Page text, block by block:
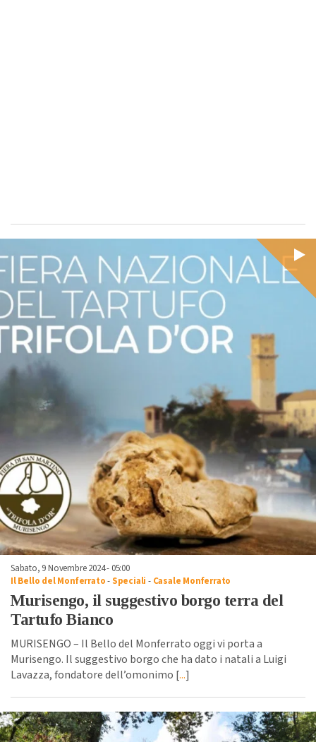
Sabato, 9 Novembre 2024 - 05:00
Il Bello del Monferrato-Speciali - Casale Monferrato
Murisengo, il suggestivo borgo terra del
Tartufo Bianco
MURISENGO – Il Bello del Monferrato oggi vi porta a
Murisengo. Il suggestivo borgo che ha dato i natali a Luigi
Lavazza, fondatore dell’omonimo [...]